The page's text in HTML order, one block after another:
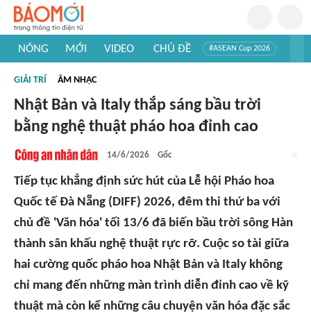
NÓNG MỚI VIDEO CHỦ ĐỀ #ASEAN Cup 2026
#Khám phá thế giới
GIẢI TRÍ ÂM NHẠC
Nhật Bản và Italy thắp sáng bầu trời
bằng nghệ thuật pháo hoa đỉnh cao
14/6/2026 Gốc
Tiếp tục khẳng định sức hút của Lễ hội Pháo hoa
Quốc tế Đà Nẵng (DIFF) 2026, đêm thi thứ ba với
chủ đề 'Văn hóa' tối 13/6 đã biến bầu trời sông Hàn
thành sân khấu nghệ thuật rực rỡ. Cuộc so tài giữa
hai cường quốc pháo hoa Nhật Bản và Italy không
chỉ mang đến những màn trình diễn đỉnh cao về kỹ
thuật mà còn kể những câu chuyện văn hóa đặc sắc